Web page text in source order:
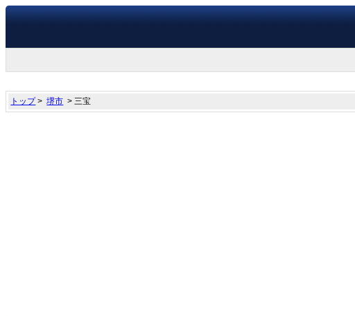
トップ>堺市 > 三宝